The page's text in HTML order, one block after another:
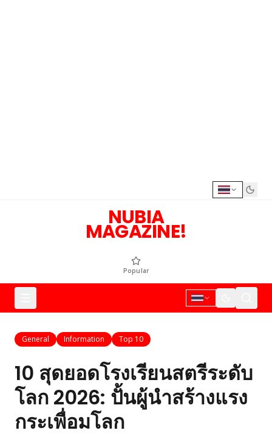
NUBIA
MAGAZINE!
Popular
General Information Top 10
10 สุดยอดโรงเรียนสตรีระดับ
โลก 2026: ปั้นผู้นำสร้างแรง
กระเพื่อมโลก